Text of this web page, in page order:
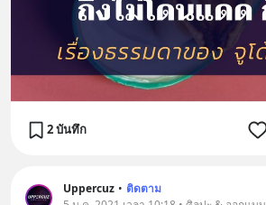
2 บันทึก
Uppercuz • ติดตาม